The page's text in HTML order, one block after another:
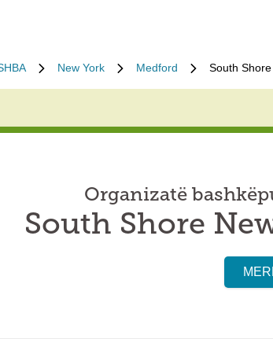
New York Medford South
Organizatë
South Shore